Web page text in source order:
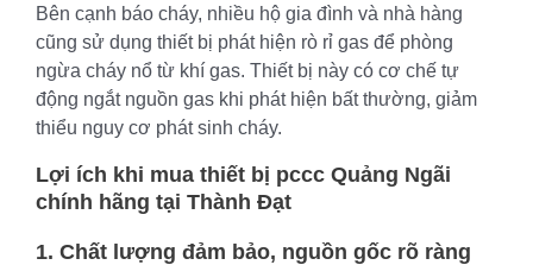
Bên cạnh báo cháy, nhiều hộ gia đình và nhà hàng
cũng sử dụng thiết bị phát hiện rò rỉ gas để phòng
ngừa cháy nổ từ khí gas. Thiết bị này có cơ chế tự
động ngắt nguồn gas khi phát hiện bất thường, giảm
thiểu nguy cơ phát sinh cháy.
Lợi ích khi mua thiết bị pccc Quảng Ngãi
chính hãng tại Thành Đạt
1. Chất lượng đảm bảo, nguồn gốc rõ ràng